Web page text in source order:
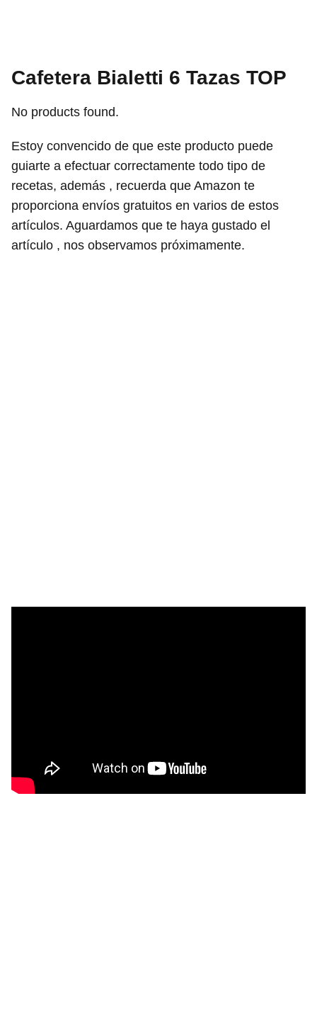
Cafetera Bialetti 6 Tazas TOP
No products found.
Estoy convencido de que este producto puede
guiarte a efectuar correctamente todo tipo de
recetas, además , recuerda que Amazon te
proporciona envíos gratuitos en varios de estos
artículos. Aguardamos que te haya gustado el
artículo , nos observamos próximamente.